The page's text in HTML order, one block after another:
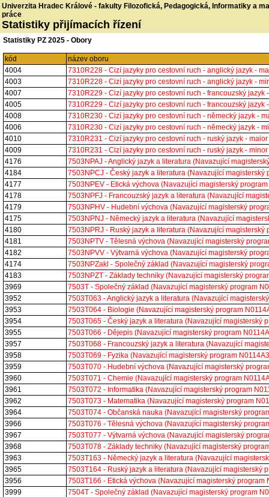
Univerzita Hradec Králové - fakulty Filozofická, Pedagogická, Informatiky a
práce
Statistiky přijímacích řízení
Statistiky PZ 2025 - Obory
kód
název oboru
4004
7310R228 - Cizí jazyky pro cestovní ruch - anglický jazyk -
4003
7310R228 - Cizí jazyky pro cestovní ruch - anglický jazyk -
4007
7310R229 - Cizí jazyky pro cestovní ruch - francouzský
4005
7310R229 - Cizí jazyky pro cestovní ruch - francouzský
4008
7310R230 - Cizí jazyky pro cestovní ruch - německý jazyk -
4006
7310R230 - Cizí jazyky pro cestovní ruch - německý jazyk -
4010
7310R231 - Cizí jazyky pro cestovní ruch - ruský jazyk -
4009
7310R231 - Cizí jazyky pro cestovní ruch - ruský jazyk -
4176
7503NPAJ - Anglický jazyk a literatura (Navazující
4184
7503NPCJ - Český jazyk a literatura (Navazující magisterský
4177
7503NPEV - Etická výchova (Navazující magisterský
4178
7503NPFJ - Francouzský jazyk a literatura (Navazující
4179
7503NPHV - Hudební výchova (Navazující magisterský
4175
7503NPNJ - Německý jazyk a literatura (Navazující
4180
7503NPRJ - Ruský jazyk a literatura (Navazující magisterský
4181
7503NPTV - Tělesná výchova (Navazující magisterský
4182
7503NPVV - Výtvarná výchova (Navazující magisterský
4174
7503NPZakl - Společný základ (Navazující magisterský
4183
7503NPZT - Základy techniky (Navazující magisterský
3969
7503T - Společný základ (Navazující magisterský program
3952
7503T063 - Anglický jazyk a literatura (Navazující
3953
7503T064 - Biologie (Navazující magisterský program
3954
7503T065 - Český jazyk a literatura (Navazující magisterský
3955
7503T066 - Dějepis (Navazující magisterský program
3957
7503T068 - Francouzský jazyk a literatura (Navazující
3958
7503T069 - Fyzika (Navazující magisterský program
3959
7503T070 - Hudební výchova (Navazující magisterský
3960
7503T071 - Chemie (Navazující magisterský program
3961
7503T072 - Informatika (Navazující magisterský program
3962
7503T073 - Matematika (Navazující magisterský program
3964
7503T074 - Občanská nauka (Navazující magisterský
3966
7503T076 - Tělesná výchova (Navazující magisterský
3967
7503T077 - Výtvarná výchova (Navazující magisterský
3968
7503T078 - Základy techniky (Navazující magisterský
3963
7503T163 - Německý jazyk a literatura (Navazující
3965
7503T164 - Ruský jazyk a literatura (Navazující magisterský
3956
7503T166 - Etická výchova (Navazující magisterský program
3999
7504T - Společný základ (Navazující magisterský program